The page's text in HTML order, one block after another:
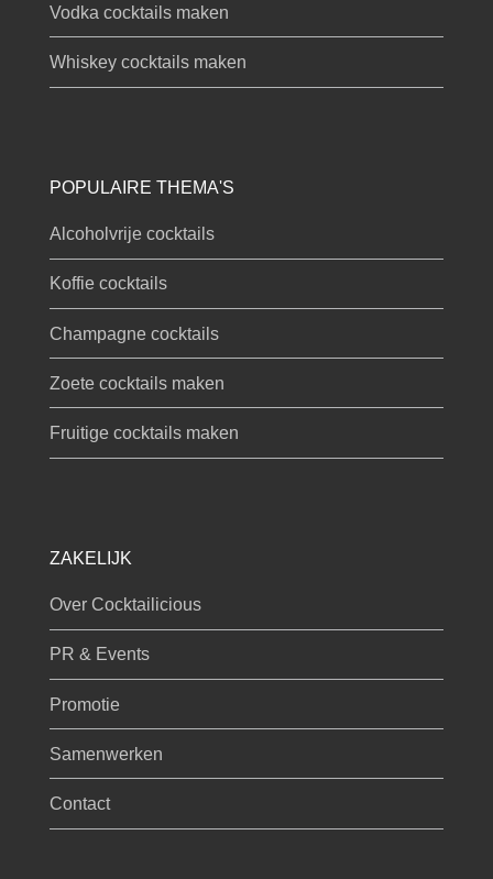
Vodka cocktails maken
Whiskey cocktails maken
POPULAIRE THEMA'S
Alcoholvrije cocktails
Koffie cocktails
Champagne cocktails
Zoete cocktails maken
Fruitige cocktails maken
ZAKELIJK
Over Cocktailicious
PR & Events
Promotie
Samenwerken
Contact